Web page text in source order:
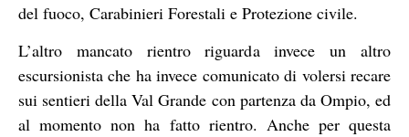
del fuoco, Carabinieri Forestali e Protezione civile.
L’altro mancato rientro riguarda invece un altro
escursionista che ha invece comunicato di volersi recare
sui sentieri della Val Grande con partenza da Ompio, ed
al momento non ha fatto rientro. Anche per questa